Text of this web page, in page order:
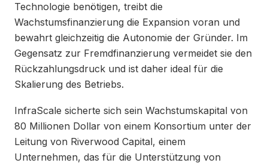
Technologie benötigen, treibt die
Wachstumsfinanzierung die Expansion voran und
bewahrt gleichzeitig die Autonomie der Gründer. Im
Gegensatz zur Fremdfinanzierung vermeidet sie den
Rückzahlungsdruck und ist daher ideal für die
Skalierung des Betriebs.
InfraScale sicherte sich sein Wachstumskapital von
80 Millionen Dollar von einem Konsortium unter der
Leitung von Riverwood Capital, einem
Unternehmen, das für die Unterstützung von